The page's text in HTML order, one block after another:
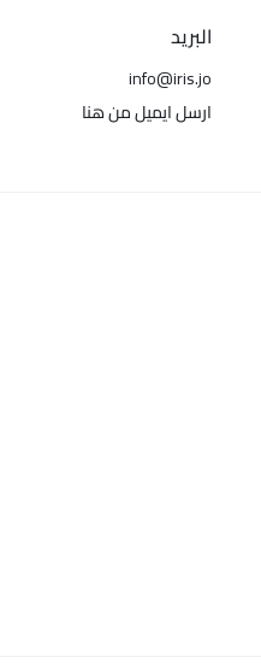
البريد
info@iris.jo
ارسل ايميل من هنا